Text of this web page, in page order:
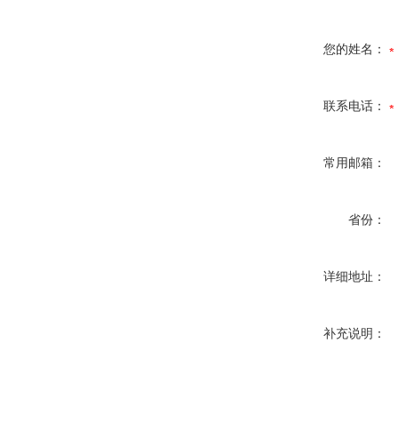
您的姓名：
联系电话：
常用邮箱：
省份：
详细地址：
补充说明：